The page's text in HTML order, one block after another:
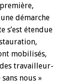
démarche
s’est étendue
mobilisés,
travailleur-
nous »